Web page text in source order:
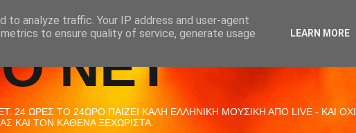
NET
ΩΡΕΣ ΤΟ 24ΩΡΟ ΠΑΙΖΕΙ ΚΑΛΗ ΕΛΛΗΝΙΚΗ ΜΟΥΣΙΚΗ ΑΠΟ LIVE - ΚΑΙ ΟΧΙ
ΚΑΙ ΤΟΝ ΚΑΘΕΝΑ ΞΕΧΩΡΙΣΤΑ.
analyze traffic. Your IP address and user-agent
to ensure quality of service, generate usage
LEARN MORE